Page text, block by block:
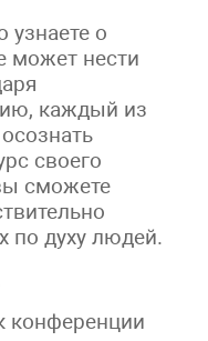
узнаете о
может нести
каждый из
своего
сможете
по духу людей.
конференции